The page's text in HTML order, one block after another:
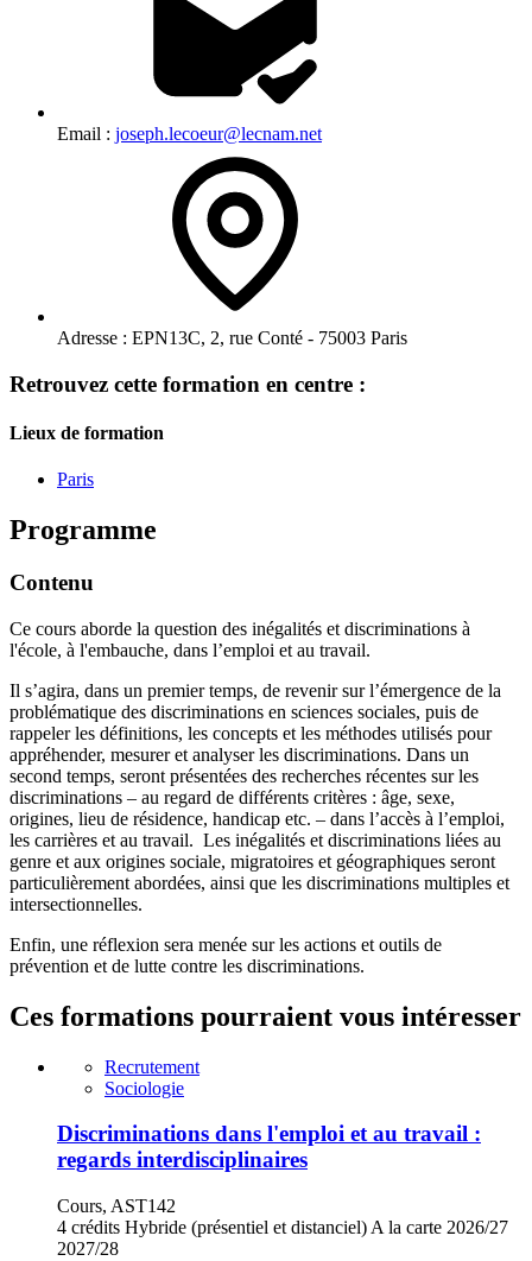
Email : joseph.lecoeur@lecnam.net
Adresse : EPN13C, 2, rue Conté - 75003 Paris
Retrouvez cette formation en centre :
Lieux de formation
Paris
Programme
Contenu
Ce cours aborde la question des inégalités et discriminations à
l'école, à l'embauche, dans l’emploi et au travail.
Il s’agira, dans un premier temps, de revenir sur l’émergence de la
problématique des discriminations en sciences sociales, puis de
rappeler les définitions, les concepts et les méthodes utilisés pour
appréhender, mesurer et analyser les discriminations. Dans un
second temps, seront présentées des recherches récentes sur les
discriminations – au regard de différents critères : âge, sexe,
origines, lieu de résidence, handicap etc. – dans l’accès à l’emploi,
les carrières et au travail. Les inégalités et discriminations liées au
genre et aux origines sociale, migratoires et géographiques seront
particulièrement abordées, ainsi que les discriminations multiples et
intersectionnelles.
Enfin, une réflexion sera menée sur les actions et outils de
prévention et de lutte contre les discriminations.
Ces formations pourraient vous intéresser
Recrutement
Sociologie
Discriminations dans l'emploi et au travail :
regards interdisciplinaires
Cours, AST142
4 crédits Hybride (présentiel et distanciel) A la carte 2026/27
2027/28